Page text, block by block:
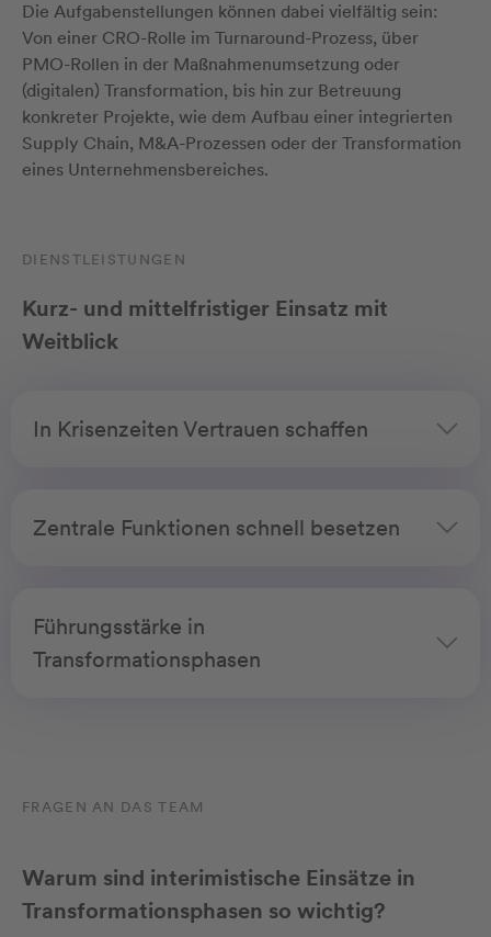
Die Aufgabenstellungen können dabei vielfältig sein:
Von einer CRO-Rolle im Turnaround-Prozess, über
PMO-Rollen in der Maßnahmenumsetzung oder
(digitalen) Transformation, bis hin zur Betreuung
konkreter Projekte, wie dem Aufbau einer integrierten
Supply Chain, M&A-Prozessen oder der Transformation
eines Unternehmensbereiches.
DIENSTLEISTUNGEN
Kurz- und mittelfristiger Einsatz mit
Weitblick
In Krisenzeiten Vertrauen schaffen
Zentrale Funktionen schnell besetzen
Führungsstärke in
Transformationsphasen
FRAGEN AN DAS TEAM
Warum sind interimistische Einsätze in
Transformationsphasen so wichtig?